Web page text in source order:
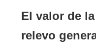
El valor de
relevo